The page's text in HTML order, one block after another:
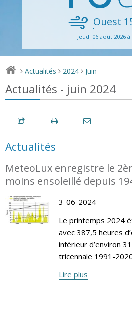
Ouest
Jeudi 06 août 2026 à
> Actualités > 2024 > Juin
Actualités - juin 2024
Actualités
MeteoLux enregistre le
moins ensoleillé depuis
3-06-2024
Le printemps 2024
avec 387,5 heures
inférieur d’environ
tricennale 1991-
Lire plus